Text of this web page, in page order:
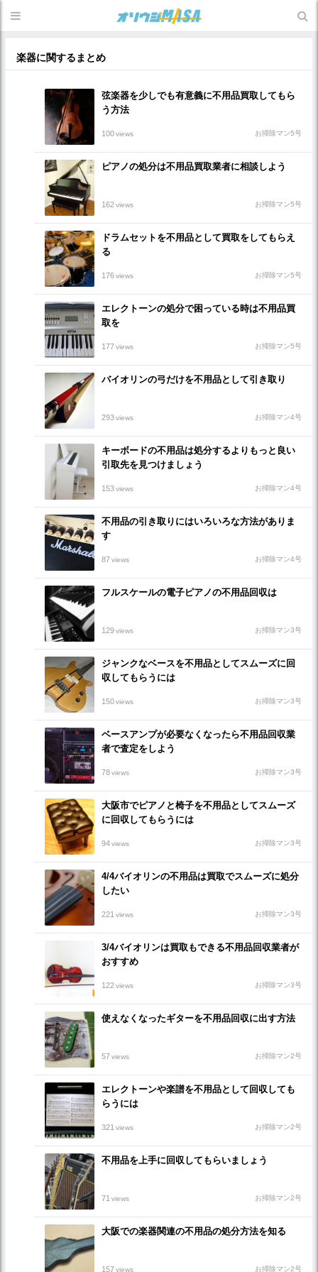
楽器に関するまとめ
弦楽器を少しでも有意義に不用品買取してもら
う方法
100views お掃除マン5号
ピアノの処分は不用品買取業者に相談しよう
162views お掃除マン5号
ドラムセットを不用品として買取をしてもらえ
る
176views お掃除マン5号
エレクトーンの処分で困っている時は不用品買
取を
177views お掃除マン5号
バイオリンの弓だけを不用品として引き取り
293views お掃除マン4号
キーボードの不用品は処分するよりもっと良い
引取先を見つけましょう
153views お掃除マン4号
不用品の引き取りにはいろいろな方法がありま
す
87views お掃除マン4号
フルスケールの電子ピアノの不用品回収は
129views お掃除マン3号
ジャンクなベースを不用品としてスムーズに回
収してもらうには
150views お掃除マン3号
ベースアンプが必要なくなったら不用品回収業
者で査定をしよう
78views お掃除マン3号
大阪市でピアノと椅子を不用品としてスムーズ
に回収してもらうには
94views お掃除マン3号
4/4バイオリンの不用品は買取でスムーズに処分
したい
221 views お掃除マン3号
3/4バイオリンは買取もできる不用品回収業者が
おすすめ
122views お掃除マン3号
使えなくなったギターを不用品回収に出す方法
57views お掃除マン2号
エレクトーンや楽譜を不用品として回収しても
らうには
321 views お掃除マン2号
不用品を上手に回収してもらいましょう
71 views お掃除マン2号
大阪での楽器関連の不用品の処分方法を知る
157views お掃除マン2号